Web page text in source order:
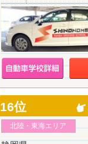
16位
北陸・東海エリア